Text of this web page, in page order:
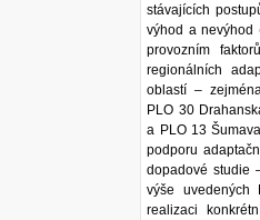
stávajících
výhod a nevýhod
provozním
regionálních
oblastí –
PLO 30
a PLO 13
podporu
dopadové studie
výše uvedených
realizaci